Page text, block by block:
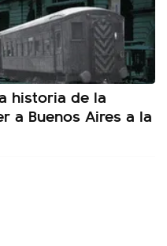
historia de la
a Buenos Aires a la